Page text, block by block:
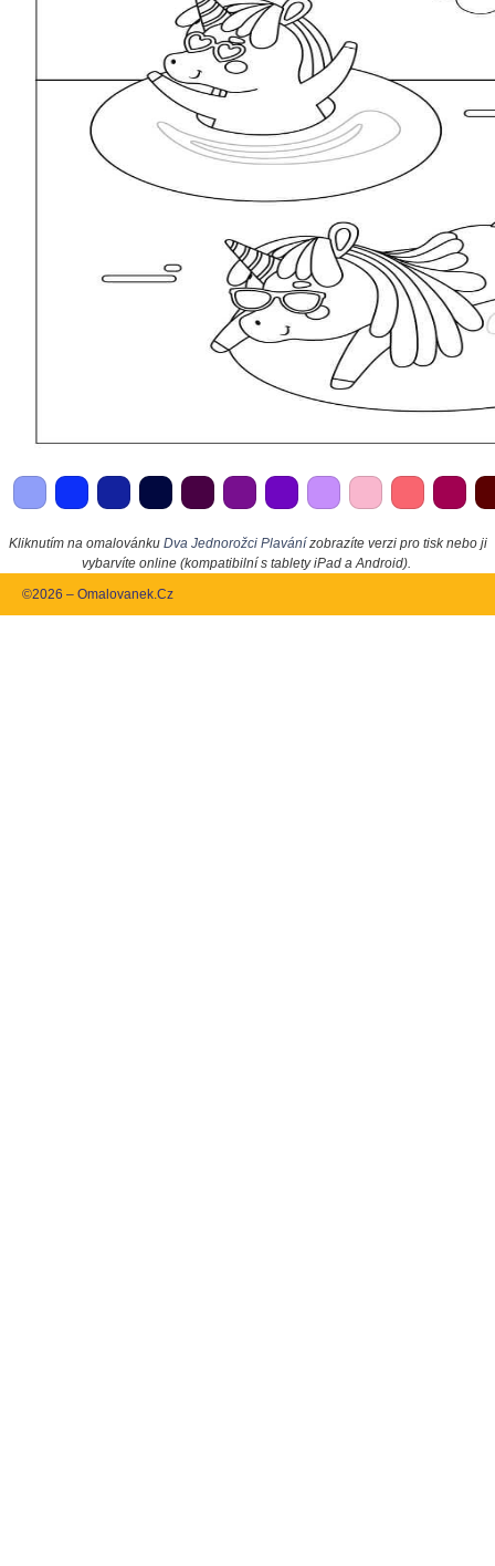
Kliknutím na omalovánku Dva Jednorožci Plavánízobrazíte verzi pro tisk nebo ji
vybarvíte online (kompatibilní s tablety iPad a Android).
©2026 – Omalovanek.Cz